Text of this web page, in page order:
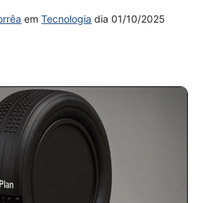
emTecnologia dia01/10/2025